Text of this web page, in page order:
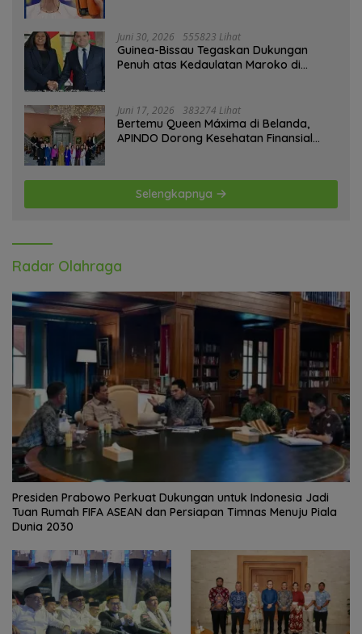
Juni 30, 2026 555823 Lihat
Guinea-Bissau Tegaskan Dukungan
Penuh atas Kedaulatan Maroko di
Juni 17, 2026 383274 Lihat
Bertemu Queen Máxima di Belanda,
APINDO Dorong Kesehatan Finansial
Selengkapnya
Radar Olahraga
Presiden Prabowo Perkuat Dukungan untuk Indonesia Jadi
Tuan Rumah FIFA ASEAN dan Persiapan Timnas Menuju Piala
Dunia 2030